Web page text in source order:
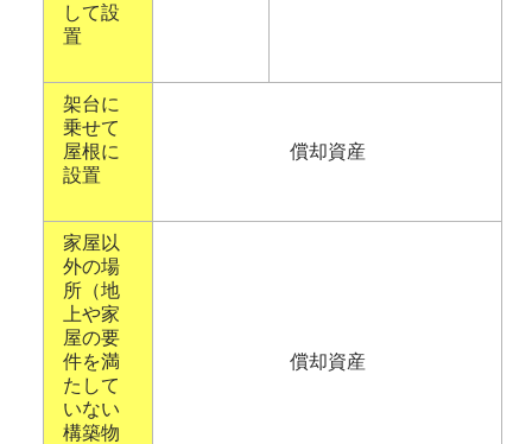
して設
置
架台に
乗せて
屋根に
設置
償却資産
家屋以
外の場
所（地
上や家
屋の要
件を満
たして
いない
構築物
償却資産